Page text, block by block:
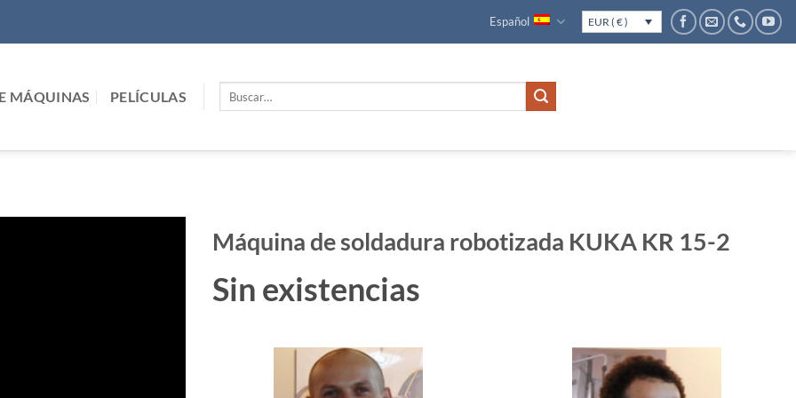
Español EUR ( € )
MÁQUINAS PELÍCULAS
Buscar
Máquina de soldadura robotizada KUKA KR 15-2
Sin existencias